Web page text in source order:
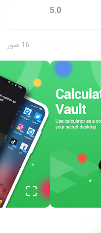
5.0
16 صور